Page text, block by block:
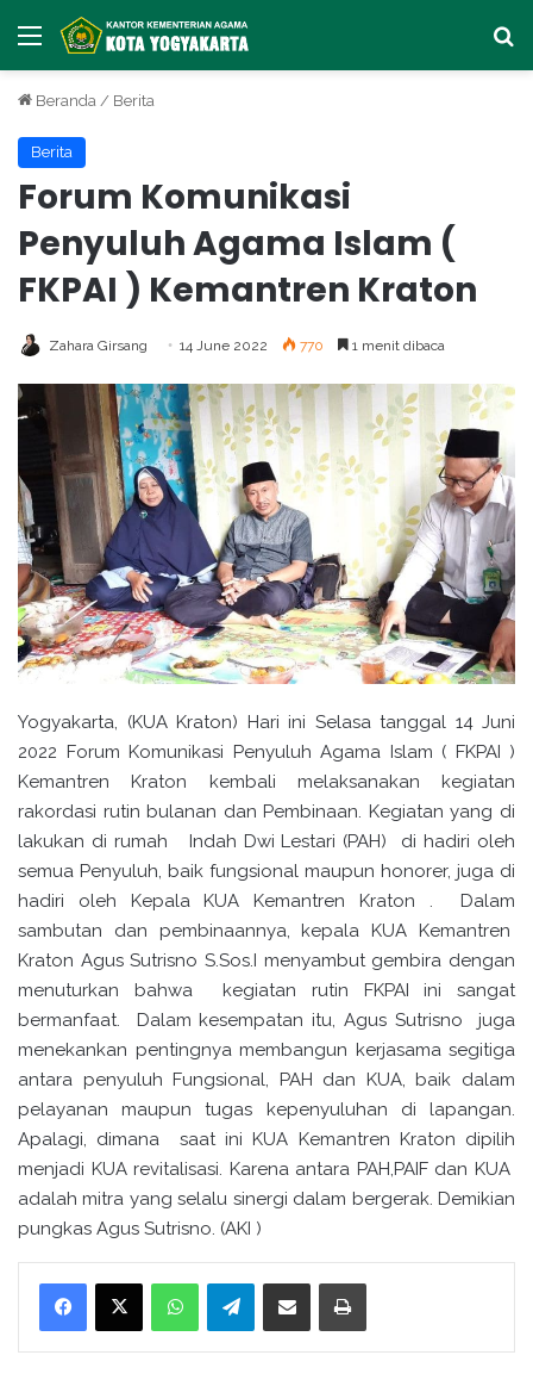
Menu
Beranda / Berita
Berita
Forum Komunikasi
Penyuluh Agama Islam (
FKPAI ) Kemantren Kraton
Zahara Girsang 14 June 2022 770 1 menit dibaca
Yogyakarta, (KUA Kraton) Hari ini Selasa tanggal 14 Juni
2022 Forum Komunikasi Penyuluh Agama Islam ( FKPAI )
Kemantren Kraton kembali melaksanakan kegiatan
rakordasi rutin bulanan dan Pembinaan. Kegiatan yang di
lakukan di rumah Indah Dwi Lestari (PAH) di hadiri oleh
semua Penyuluh, baik fungsional maupun honorer, juga di
hadiri oleh Kepala KUA Kemantren Kraton . Dalam
sambutan dan pembinaannya, kepala KUA Kemantren
Kraton Agus Sutrisno S.Sos.I menyambut gembira dengan
menuturkan bahwa kegiatan rutin FKPAI ini sangat
bermanfaat. Dalam kesempatan itu, Agus Sutrisno juga
menekankan pentingnya membangun kerjasama segitiga
antara penyuluh Fungsional, PAH dan KUA, baik dalam
pelayanan maupun tugas kepenyuluhan di lapangan.
Apalagi, dimana saat ini KUA Kemantren Kraton dipilih
menjadi KUA revitalisasi. Karena antara PAH,PAIF dan KUA
adalah mitra yang selalu sinergi dalam bergerak. Demikian
pungkas Agus Sutrisno. (AKI )
WhatsApp Telegram